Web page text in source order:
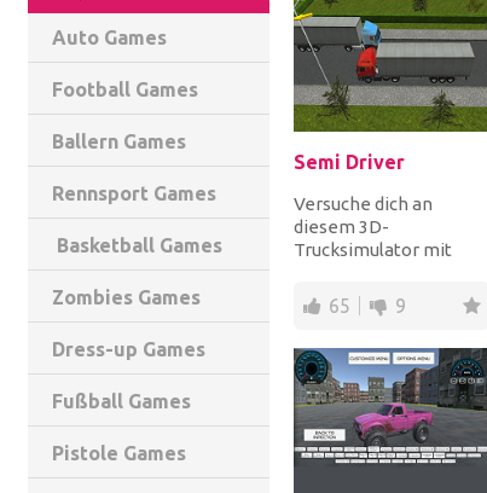
Auto Games
Football Games
Ballern Games
Rennsport Games
Basketball Games
Zombies Games
Dress-up Games
Fußball Games
Pistole Games
Semi Driver
Versuche dich an
diesem 3D-
Trucksimulator mit
Fahrphysik! Begib dich
ans Steu...
65 9